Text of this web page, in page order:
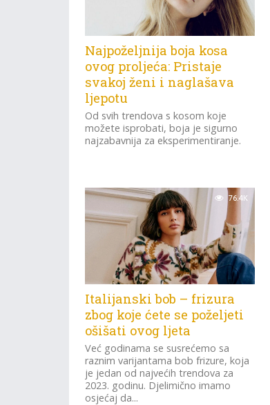
Najpoželjnija boja kosa
ovog proljeća: Pristaje
svakoj ženi i naglašava
ljepotu
Od svih trendova s kosom koje
možete isprobati, boja je sigurno
najzabavnija za eksperimentiranje.
76.4K
Italijanski bob – frizura
zbog koje ćete se poželjeti
ošišati ovog ljeta
Već godinama se susrećemo sa
raznim varijantama bob frizure, koja
je jedan od najvećih trendova za
2023. godinu. Djelimično imamo
osjećaj da...